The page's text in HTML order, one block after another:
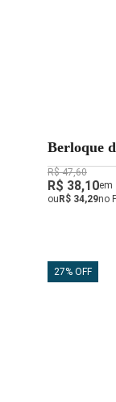
Berloque
R$ 47,60
R$ 38,10em
ou R$ 34,29no
27% OFF